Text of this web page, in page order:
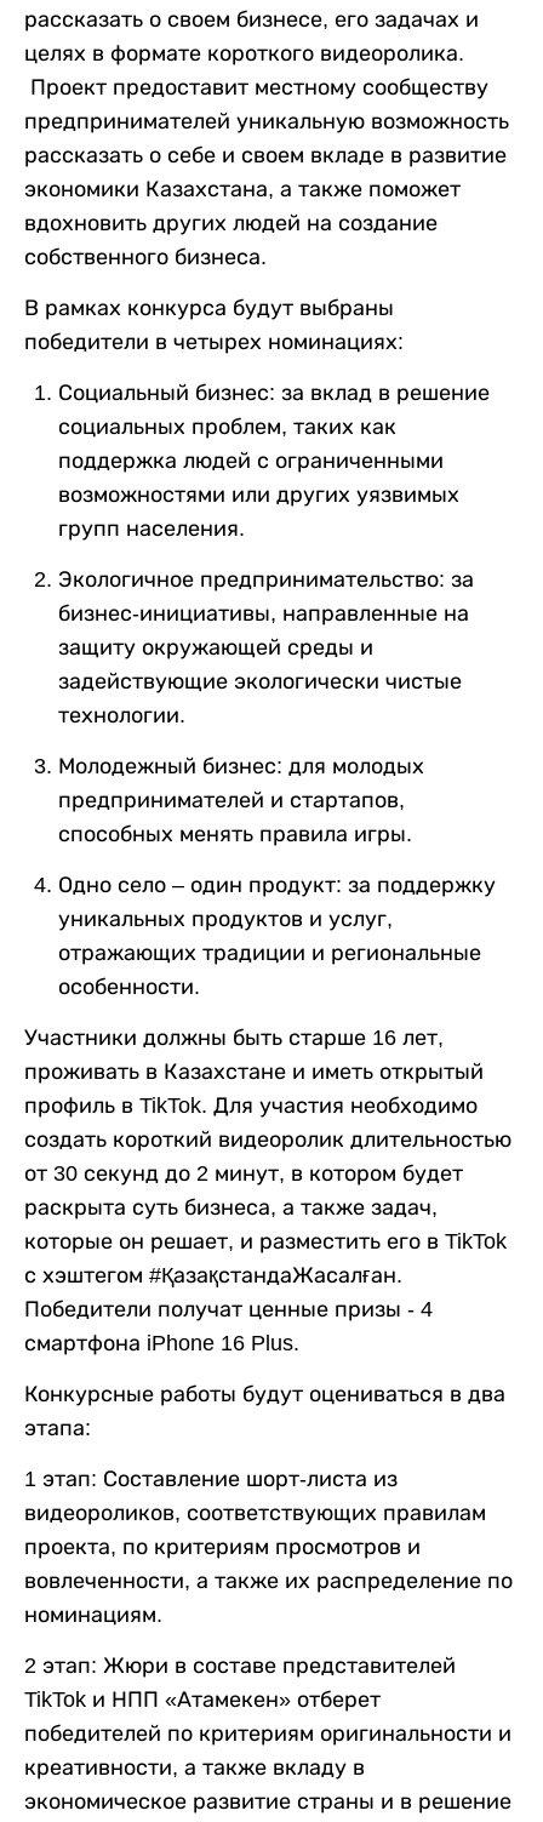
рассказать о своем бизнесе, его задачах и
целях в формате короткого видеоролика.
Проект предоставит местному сообществу
предпринимателей уникальную возможность
рассказать о себе и своем вкладе в развитие
экономики Казахстана, а также поможет
вдохновить других людей на создание
собственного бизнеса.
В рамках конкурса будут выбраны
победители в четырех номинациях:
Социальный бизнес: за вклад в решение
социальных проблем, таких как
поддержка людей с ограниченными
возможностями или других уязвимых
групп населения.
Экологичное предпринимательство: за
бизнес-инициативы, направленные на
защиту окружающей среды и
задействующие экологически чистые
технологии.
Молодежный бизнес: для молодых
предпринимателей и стартапов,
способных менять правила игры.
Одно село – один продукт: за поддержку
уникальных продуктов и услуг,
отражающих традиции и региональные
особенности.
Участники должны быть старше 16 лет,
проживать в Казахстане и иметь открытый
профиль в TikTok. Для участия необходимо
создать короткий видеоролик длительностью
от 30 секунд до 2 минут, в котором будет
раскрыта суть бизнеса, а также задач,
которые он решает, и разместить его в TikTok
с хэштегом #ҚазақстандаЖасалған.
Победители получат ценные призы - 4
смартфона iPhone 16 Plus.
Конкурсные работы будут оцениваться в два
этапа:
1 этап: Составление шорт-листа из
видеороликов, соответствующих правилам
проекта, по критериям просмотров и
вовлеченности, а также их распределение по
номинациям.
2 этап: Жюри в составе представителей
TikTok и НПП «Атамекен» отберет
победителей по критериям оригинальности и
креативности, а также вкладу в
экономическое развитие страны и в решение